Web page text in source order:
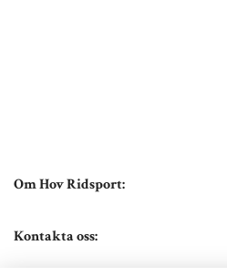
Om Hov Ridsport:
Kontakta oss: